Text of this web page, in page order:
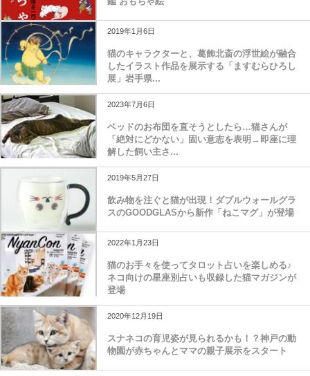
2019年1月6日
猫のキャラクターと、葛飾北斎の浮世絵が融合
したイラスト作品を展示する「ますむらひろし
展」岩手県...
2023年7月6日
ベッドのお布団を直そうとしたら…猫さんが
「絶対にどかない」固い意志を表明→即座に理
解した飼い主さ...
2019年5月27日
飲み物を注ぐと猫が出現！ダブルウォールグラ
スのGOODGLASから新作「ねこマグ」が登場
2022年1月23日
猫のお手々を使ってタロット占いを楽しめる♪
ネコ向けの星座別占いも収録した猫マガジンが
登場
2020年12月19日
スナネコの育児姿が見られるかも！？神戸の動
物園が赤ちゃんとママの親子展示をスタート